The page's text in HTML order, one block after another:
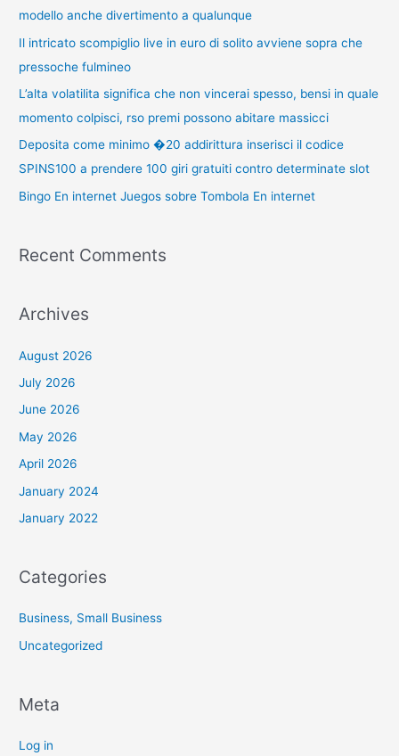
r
:
modello anche divertimento a qualunque
Il intricato scompiglio live in euro di solito avviene sopra che
pressoche fulmineo
L’alta volatilita significa che non vincerai spesso, bensi in quale
momento colpisci, rso premi possono abitare massicci
Deposita come minimo �20 addirittura inserisci il codice
SPINS100 a prendere 100 giri gratuiti contro determinate slot
Bingo En internet Juegos sobre Tombola En internet
Recent Comments
Archives
August 2026
July 2026
June 2026
May 2026
April 2026
January 2024
January 2022
Categories
Business, Small Business
Uncategorized
Meta
Log in